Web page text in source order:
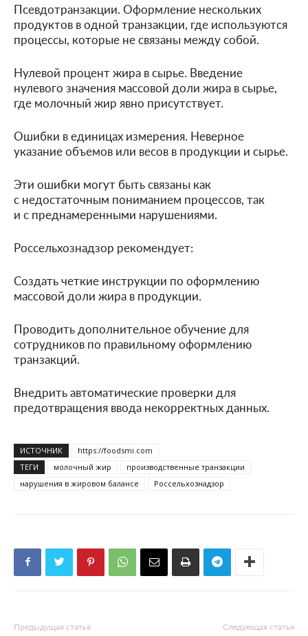
Псевдотранзакции. Оформление нескольких
продуктов в одной транзакции, где используются
процессы, которые не связаны между собой.
Нулевой процент жира в сырье. Введение
нулевого значения массовой доли жира в сырье,
где молочный жир явно присутствует.
Ошибки в единицах измерения. Неверное
указание объемов или весов в продукции и сырье.
Эти ошибки могут быть связаны как
с недостаточным пониманием процессов, так
и с преднамеренными нарушениями.
Россельхознадзор рекомендует:
Создать четкие инструкции по оформлению
массовой доли жира в продукции.
Проводить дополнительное обучение для
сотрудников по правильному оформлению
транзакций.
Внедрить автоматические проверки для
предотвращения ввода некорректных данных.
ИСТОЧНИК
https://foodsmi.com
ТЕГИ
молочный жир
производственные транзакции
нарушения в жировом балансе
Россельхознадзор
Предыдущая статья Следующая статья